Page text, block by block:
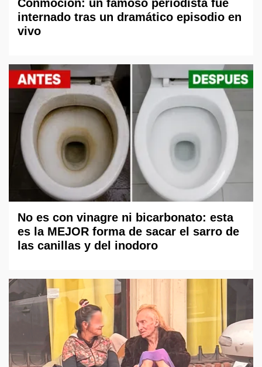
Conmoción: un famoso periodista fue
internado tras un dramático episodio en
vivo
No es con vinagre ni bicarbonato: esta
es la MEJOR forma de sacar el sarro de
las canillas y del inodoro